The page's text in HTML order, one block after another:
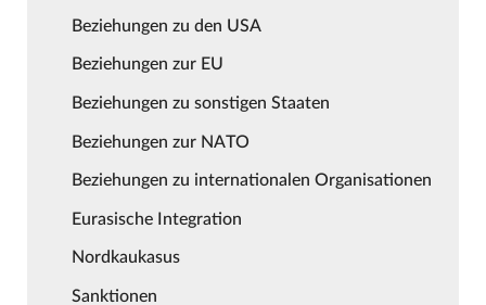
Beziehungen zu den USA
Beziehungen zur EU
Beziehungen zu sonstigen Staaten
Beziehungen zur NATO
Beziehungen zu internationalen Organisationen
Eurasische Integration
Nordkaukasus
Sanktionen